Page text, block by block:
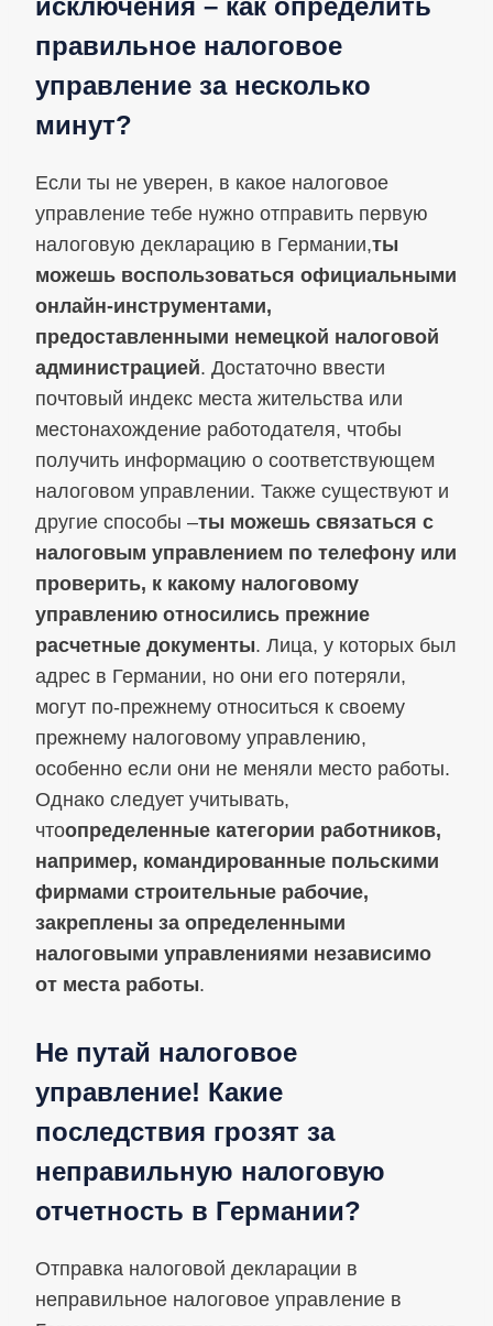
исключения – как определить
правильное налоговое
управление за несколько
минут?
Если ты не уверен, в какое налоговое
управление тебе нужно отправить первую
налоговую декларацию в Германии,ты
можешь воспользоваться официальными
онлайн-инструментами,
предоставленными немецкой налоговой
администрацией. Достаточно ввести
почтовый индекс места жительства или
местонахождение работодателя, чтобы
получить информацию о соответствующем
налоговом управлении. Также существуют и
другие способы –ты можешь связаться с
налоговым управлением по телефону или
проверить, к какому налоговому
управлению относились прежние
расчетные документы. Лица, у которых был
адрес в Германии, но они его потеряли,
могут по-прежнему относиться к своему
прежнему налоговому управлению,
особенно если они не меняли место работы.
Однако следует учитывать,
чтоопределенные категории работников,
например, командированные польскими
фирмами строительные рабочие,
закреплены за определенными
налоговыми управлениями независимо
от места работы.
Не путай налоговое
управление! Какие
последствия грозят за
неправильную налоговую
отчетность в Германии?
Отправка налоговой декларации в
неправильное налоговое управление в